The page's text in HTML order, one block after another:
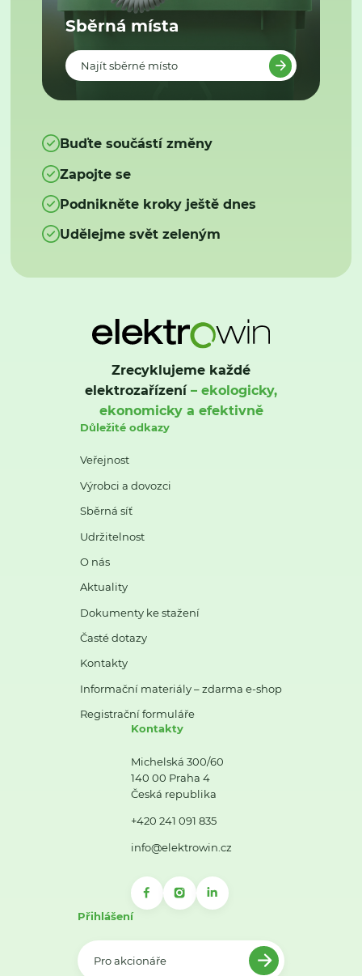
Sběrná místa
Najít sběrné místo
Buďte součástí změny
Zapojte se
Podnikněte kroky ještě dnes
Udělejme svět zeleným
Zrecyklujeme každé
elektrozařízení– ekologicky,
ekonomicky a efektivně
Důležité odkazy
Veřejnost
Výrobci a dovozci
Sběrná síť
Udržitelnost
O nás
Aktuality
Dokumenty ke stažení
Časté dotazy
Kontakty
Informační materiály – zdarma e-shop
Registrační formuláře
Kontakty
Michelská 300/60
140 00 Praha 4
Česká republika
+420 241 091 835
info@elektrowin.cz
Přihlášení
Pro akcionáře